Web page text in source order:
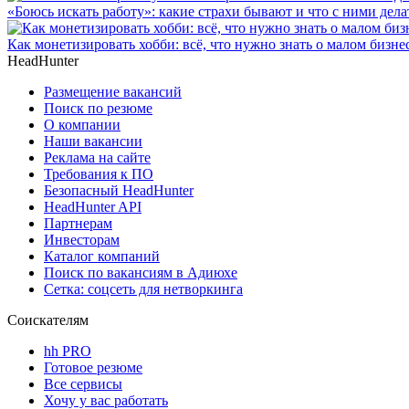
«Боюсь искать работу»: какие страхи бывают и что с ними
Как монетизировать хобби: всё, что нужно знать о малом
HeadHunter
Размещение вакансий
Поиск по резюме
О компании
Наши вакансии
Реклама на сайте
Требования к ПО
Безопасный HeadHunter
HeadHunter API
Партнерам
Инвесторам
Каталог компаний
Поиск по вакансиям в Адиюхе
Сетка: соцсеть для нетворкинга
Соискателям
hh PRO
Готовое резюме
Все сервисы
Хочу у вас работать